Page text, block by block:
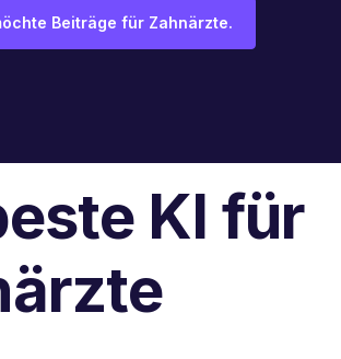
Beiträge für Zahnärzte.
KI für